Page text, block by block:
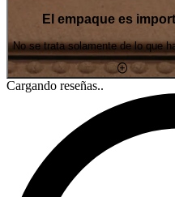
El empaque es
No se trata solamente de lo que
Cargando reseñas..